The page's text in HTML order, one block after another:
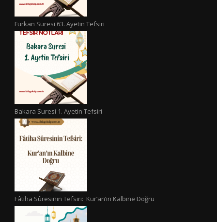
Furkan Suresi 63. Ayetin Tefsiri
Bakara Suresi 1. Ayetin Tefsiri
Fâtiha Sûresinin Tefsiri: Kur’an’ın Kalbine Doğru